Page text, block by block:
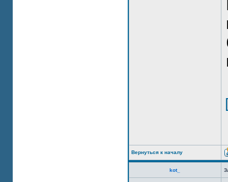
Вернуться к началу
kot_